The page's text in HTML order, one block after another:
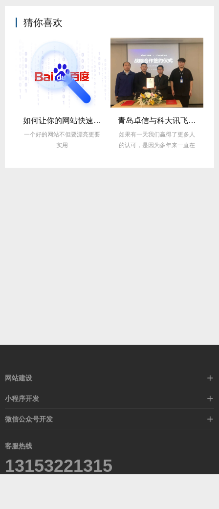
猜你喜欢
如何让你的网站快速被百度收录？5个实战技巧揭秘
一个好的网站不但要漂亮更要
实用
青岛卓信与科大讯飞战略合作签署成功
如果有一天我们赢得了更多人
的认可，是因为多年来一直在
网站建设
标准化网站建设
外贸模板站
小程序开发
营销活动
在线商城
微信公众号开发
客服热线
13153221315